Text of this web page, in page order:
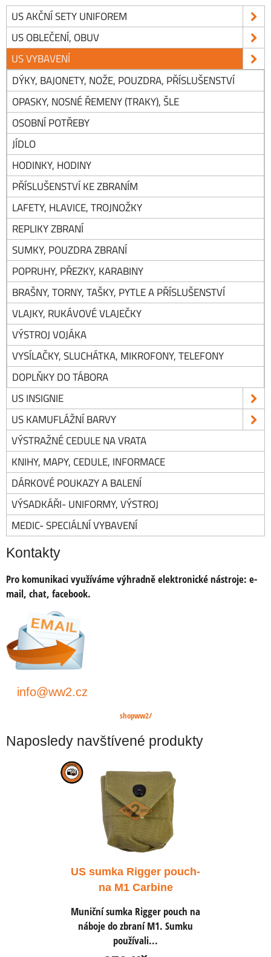
US AKČNÍ SETY UNIFOREM
US OBLEČENÍ, OBUV
US VYBAVENÍ
DÝKY, BAJONETY, NOŽE, POUZDRA, PŘÍSLUŠENSTVÍ
OPASKY, NOSNÉ ŘEMENY (TRAKY), ŠLE
OSOBNÍ POTŘEBY
JÍDLO
HODINKY, HODINY
PŘÍSLUŠENSTVÍ KE ZBRANÍM
LAFETY, HLAVICE, TROJNOŽKY
REPLIKY ZBRANÍ
SUMKY, POUZDRA ZBRANÍ
POPRUHY, PŘEZKY, KARABINY
BRAŠNY, TORNY, TAŠKY, PYTLE A PŘÍSLUŠENSTVÍ
VLAJKY, RUKÁVOVÉ VLAJEČKY
VÝSTROJ VOJÁKA
VYSÍLAČKY, SLUCHÁTKA, MIKROFONY, TELEFONY
DOPLŇKY DO TÁBORA
US INSIGNIE
US KAMUFLÁŽNÍ BARVY
VÝSTRAŽNÉ CEDULE NA VRATA
KNIHY, MAPY, CEDULE, INFORMACE
DÁRKOVÉ POUKAZY A BALENÍ
VÝSADKÁŘI- UNIFORMY, VÝSTROJ
MEDIC- SPECIÁLNÍ VYBAVENÍ
Kontakty
Pro komunikaci využíváme výhradně elektronické nástroje: e-
mail, chat, facebook.
info@ww2.cz
shopww2/
Naposledy navštívené produkty
US sumka Rigger pouch-
na M1 Carbine
Muniční sumka Rigger pouch na
náboje do zbraní M1. Sumku
používali...